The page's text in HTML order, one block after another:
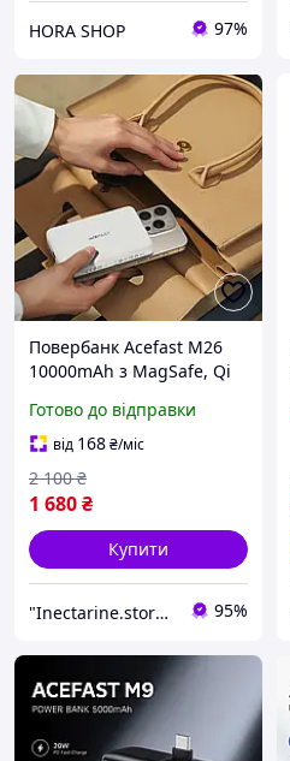
HORA SHOP 97%
Повербанк Acefast M26
10000mAh з MagSafe, Qi
20W
Готово до відправки
від 168₴/міс
1 680₴
2 100 ₴
Купити
"Inectarine.store" інтернет-магазин 95%